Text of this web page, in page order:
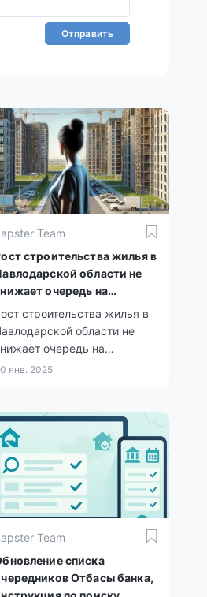
Отправить
Team
строительства жилья в
области не
очередь на
строительства жилья в
области не
очередь на
янв. 2025
Team
списка
Отбасы банка,